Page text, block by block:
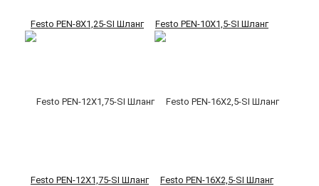
Festo PEN-8X1,25-SI Шланг Festo PEN-10X1,5-SI Шланг
Festo PEN-12X1,75-SI Шланг Festo PEN-16X2,5-SI Шланг